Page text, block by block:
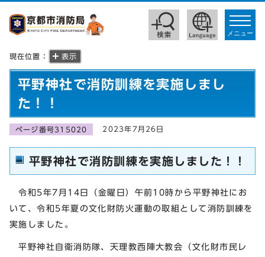
toggle
メニュー
現在位置： 表示
平野神社で消防訓練を実施しまし
た！！
ページ番号315020 2023年7月26日
平野神社で消防訓練を実施しました！！
令和5年7月14日（金曜日）午前10時から平野神社にお
いて、令和5年夏の文化財防火運動の取組として消防訓練を
実施しました。
平野神社自衛消防隊、天理教西陣大教会（文化財市民レ